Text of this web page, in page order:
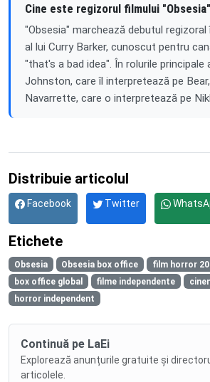
Cine este regizorul filmului
"Obsesia" marchează debutul
al lui Curry Barker, cunoscut pentru
"that's a bad idea". În rolurile principale
Johnston, care îl interpretează pe
Navarrette, care o interpretează pe
Distribuie articolul
Facebook Twitter
Etichete
Obsesia Obsesia box office film horror
box office global
filme independente
horror independent
Continuă pe LaEi
Explorează anunțurile gratuite și
articolele.